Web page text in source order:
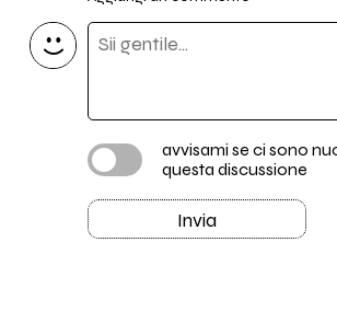
avvisami se ci sono
questa discussione
Invia